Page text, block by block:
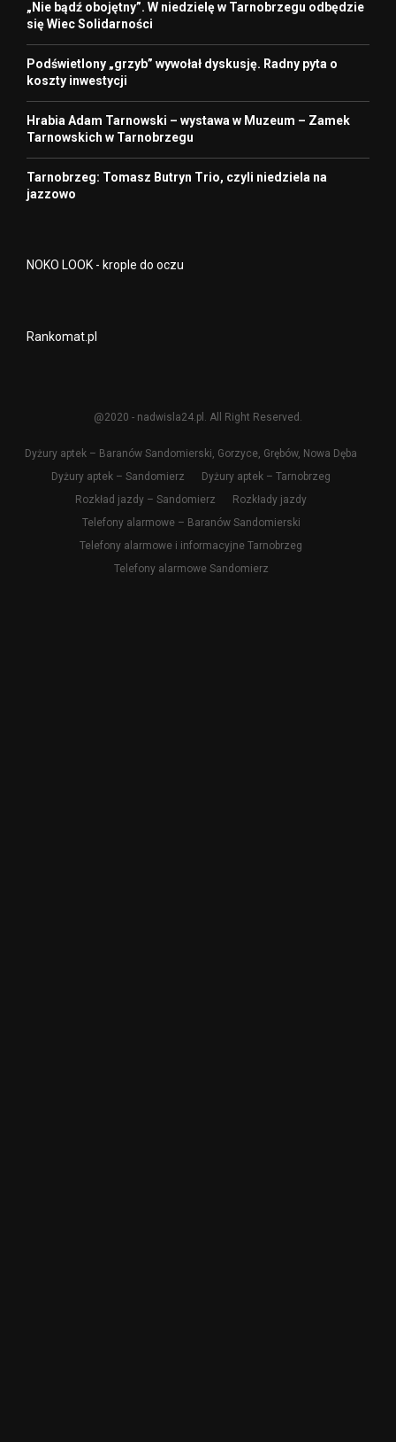
„Nie bądź obojętny”. W niedzielę w Tarnobrzegu odbędzie
się Wiec Solidarności
Podświetlony „grzyb” wywołał dyskusję. Radny pyta o
koszty inwestycji
Hrabia Adam Tarnowski – wystawa w Muzeum – Zamek
Tarnowskich w Tarnobrzegu
Tarnobrzeg: Tomasz Butryn Trio, czyli niedziela na
jazzowo
NOKO LOOK - krople do oczu
Rankomat.pl
@2020 - nadwisla24.pl. All Right Reserved.
Dyżury aptek – Baranów Sandomierski, Gorzyce, Grębów, Nowa Dęba
Dyżury aptek – Sandomierz
Dyżury aptek – Tarnobrzeg
Rozkład jazdy – Sandomierz
Rozkłady jazdy
Telefony alarmowe – Baranów Sandomierski
Telefony alarmowe i informacyjne Tarnobrzeg
Telefony alarmowe Sandomierz